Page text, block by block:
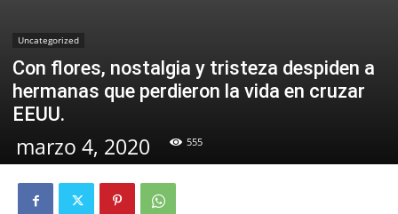
Uncategorized
Con flores, nostalgia y tristeza despiden a
hermanas que perdieron la vida en cruzar
EEUU.
marzo 4, 2020 555